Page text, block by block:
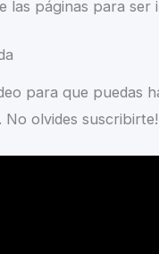
las páginas para ser
para que puedas
No olvides suscribirte!